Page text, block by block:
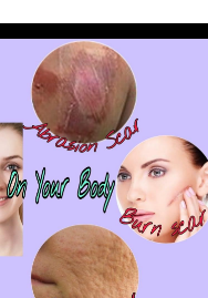
တာမို့ လုံးဝစိတ်ဓာတ်မကျ
စားလေးတွေ ခွဲပေး
တက်နေတဲ့အမာရွတ်မျိုးပါ။
ော့ ထုံထုံနာနာလေးဖြစ်